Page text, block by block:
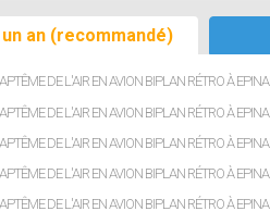
an (recommandé)
DE L'AIR EN AVION BIPLAN RÉTRO À
DE L'AIR EN AVION BIPLAN RÉTRO À
DE L'AIR EN AVION BIPLAN RÉTRO À
DE L'AIR EN AVION BIPLAN RÉTRO À
DE L'AIR EN AVION BIPLAN RÉTRO À